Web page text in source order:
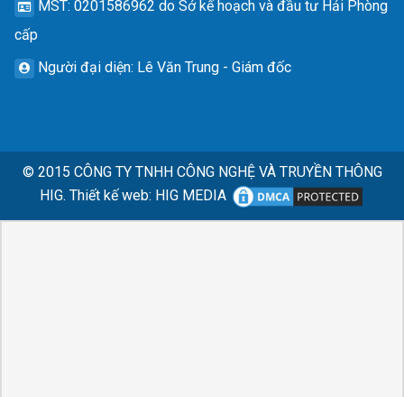
MST: 0201586962 do Sở kế hoạch và đầu tư Hải Phòng
cấp
Người đại diện: Lê Văn Trung - Giám đốc
© 2015 CÔNG TY TNHH CÔNG NGHỆ VÀ TRUYỀN THÔNG
HIG. Thiết kế web: HIG MEDIA